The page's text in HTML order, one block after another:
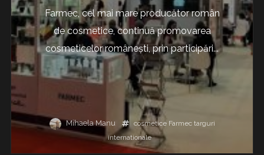
Farmec, cel mai mare producător român
de cosmetice, continuă promovarea
cosmeticelor românești, prin participări...
Mihaela Manu cosmetice Farmec targuri
internationale